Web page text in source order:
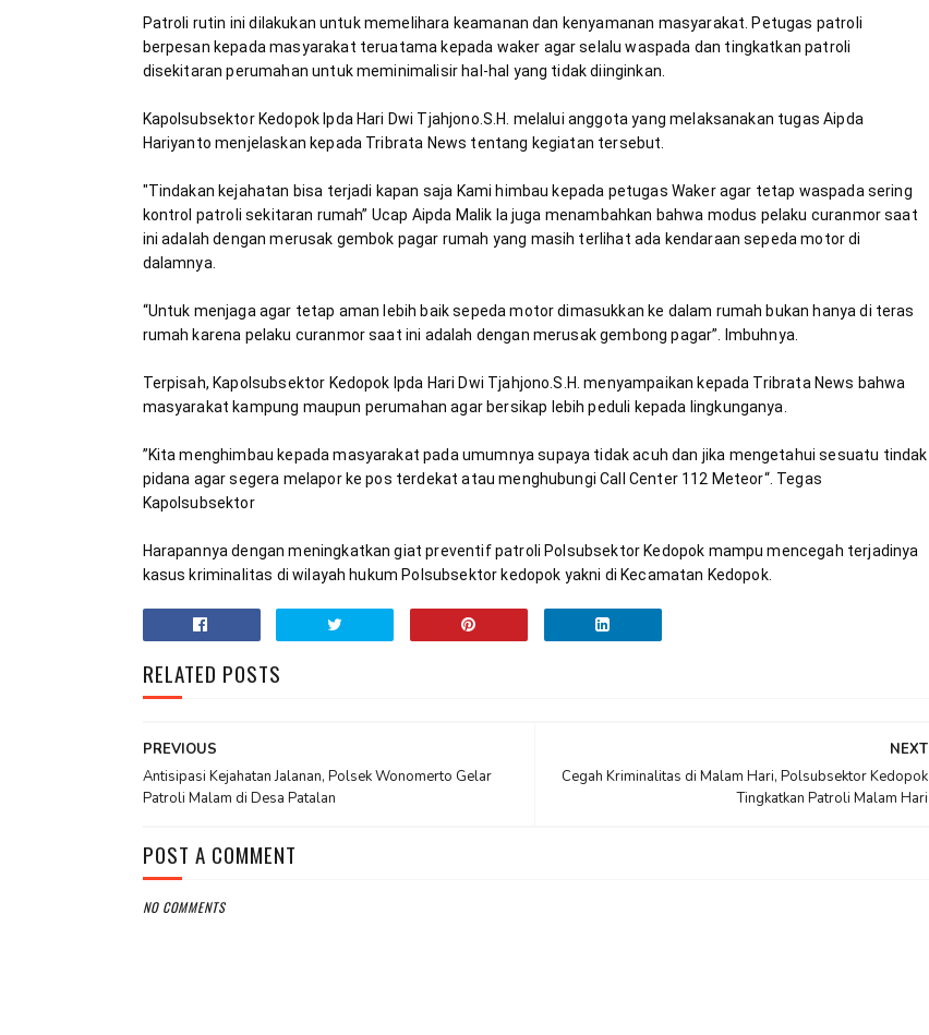
Patroli rutin ini dilakukan untuk memelihara keamanan dan kenyamanan masyarakat. Petugas patroli
berpesan kepada masyarakat teruatama kepada waker agar selalu waspada dan tingkatkan patroli
Kapolsubsektor Kedopok Ipda Hari Dwi Tjahjono.S.H. melalui anggota yang melaksanakan tugas Aipda
"Tindakan kejahatan bisa terjadi kapan saja Kami himbau kepada petugas Waker agar tetap waspada sering
kontrol patroli sekitaran rumah” Ucap Aipda Malik Ia juga menambahkan bahwa modus pelaku curanmor saat
ini adalah dengan merusak gembok pagar rumah yang masih terlihat ada kendaraan sepeda motor di
“Untuk menjaga agar tetap aman lebih baik sepeda motor dimasukkan ke dalam rumah bukan hanya di teras
Terpisah, Kapolsubsektor Kedopok Ipda Hari Dwi Tjahjono.S.H. menyampaikan kepada Tribrata News bahwa
”Kita menghimbau kepada masyarakat pada umumnya supaya tidak acuh dan jika mengetahui sesuatu tindak
pidana agar segera melapor ke pos terdekat atau menghubungi Call Center 112 Meteor“. Tegas
Kapolsubsektor
Harapannya dengan meningkatkan giat preventif patroli Polsubsektor Kedopok mampu mencegah terjadinya
kasus kriminalitas di wilayah hukum Polsubsektor kedopok yakni di Kecamatan Kedopok.
RELATED POSTS
NEXT
Cegah Kriminalitas di Malam Hari, Polsubsektor Kedopok
Tingkatkan Patroli Malam Hari
PREVIOUS
Antisipasi Kejahatan Jalanan, Polsek Wonomerto Gelar
Patroli Malam di Desa Patalan
POST A COMMENT
NO COMMENTS